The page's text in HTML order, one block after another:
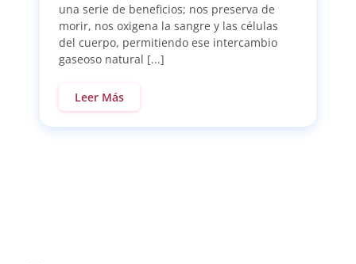
una serie de beneficios; nos preserva de
morir, nos oxigena la sangre y las células
del cuerpo, permitiendo ese intercambio
gaseoso natural [...]
Leer Más